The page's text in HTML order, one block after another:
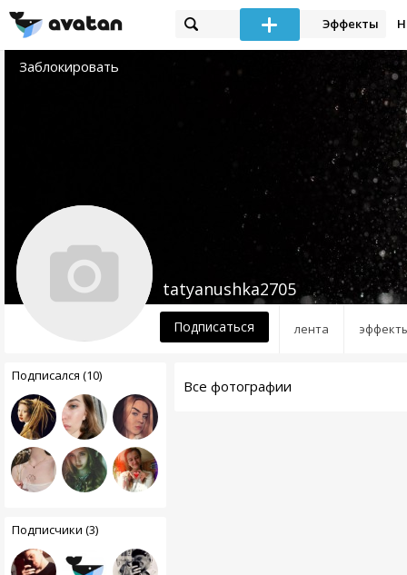
Эффекты
Заблокировать
лента
tatyanushka2705
Подписаться
Подписался (10)
Подписчики (3)
Все фотографии